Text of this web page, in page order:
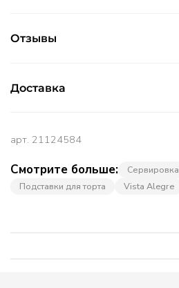
Смотрите больше: Сервировка
Подставки для торта
Vista Alegre
Отзывы
Доставка
арт. 21124584